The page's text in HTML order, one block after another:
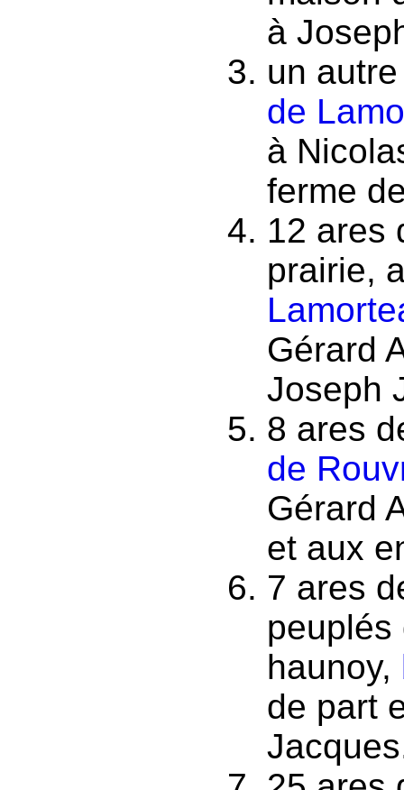
à
un
de
à
ferme
12 ares
prairie,
Gérard
Joseph
8 ares
de
Gérard
et aux
7 ares
peuplés
haunoy,
de part